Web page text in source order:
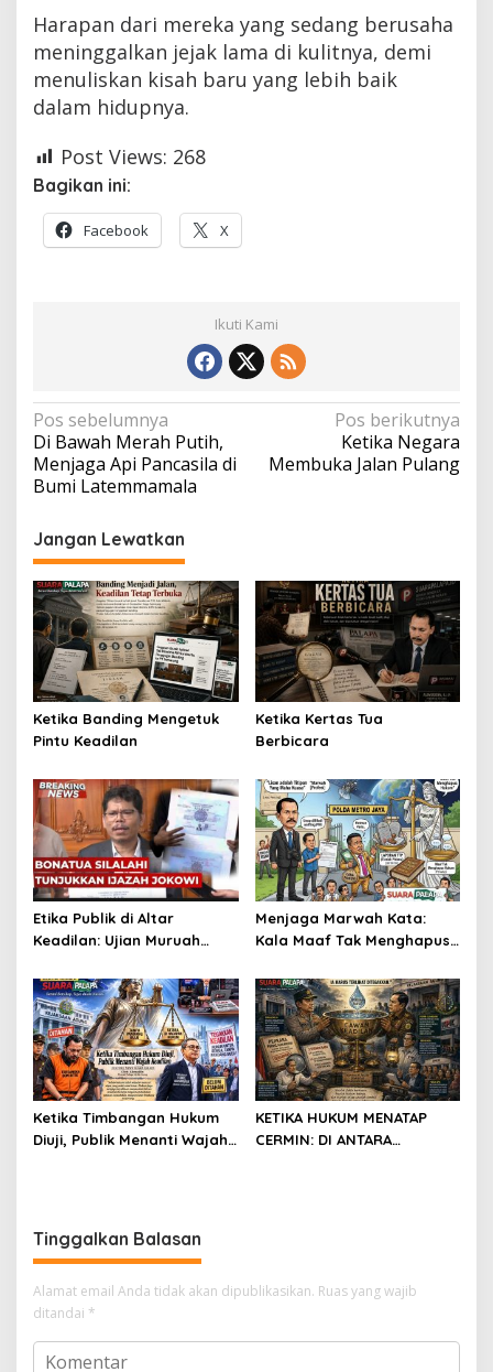
Harapan dari mereka yang sedang berusaha
meninggalkan jejak lama di kulitnya, demi
menuliskan kisah baru yang lebih baik
dalam hidupnya.
Post Views: 268
Bagikan ini:
Facebook X
Ikuti Kami
Navigasi
pos
Pos sebelumnya
Di Bawah Merah Putih,
Menjaga Api Pancasila di
Bumi Latemmamala
Pos berikutnya
Ketika Negara
Membuka Jalan Pulang
Jangan Lewatkan
Ketika Banding Mengetuk
Pintu Keadilan
Ketika Kertas Tua
Berbicara
Etika Publik di Altar
Keadilan: Ujian Muruah
Kejujuran
Menjaga Marwah Kata:
Kala Maaf Tak Menghapus
Ketika Timbangan Hukum
Diuji, Publik Menanti Wajah
KETIKA HUKUM MENATAP
CERMIN: DI ANTARA
Tinggalkan Balasan
Alamat email Anda tidak akan dipublikasikan. Ruas yang wajib
ditandai *